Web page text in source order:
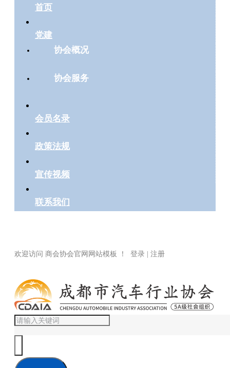
首页
党建
协会概况
协会服务
会员名录
政策法规
宣传视频
联系我们
欢迎访问 商会协会官网网站模板 ！ 登录 | 注册